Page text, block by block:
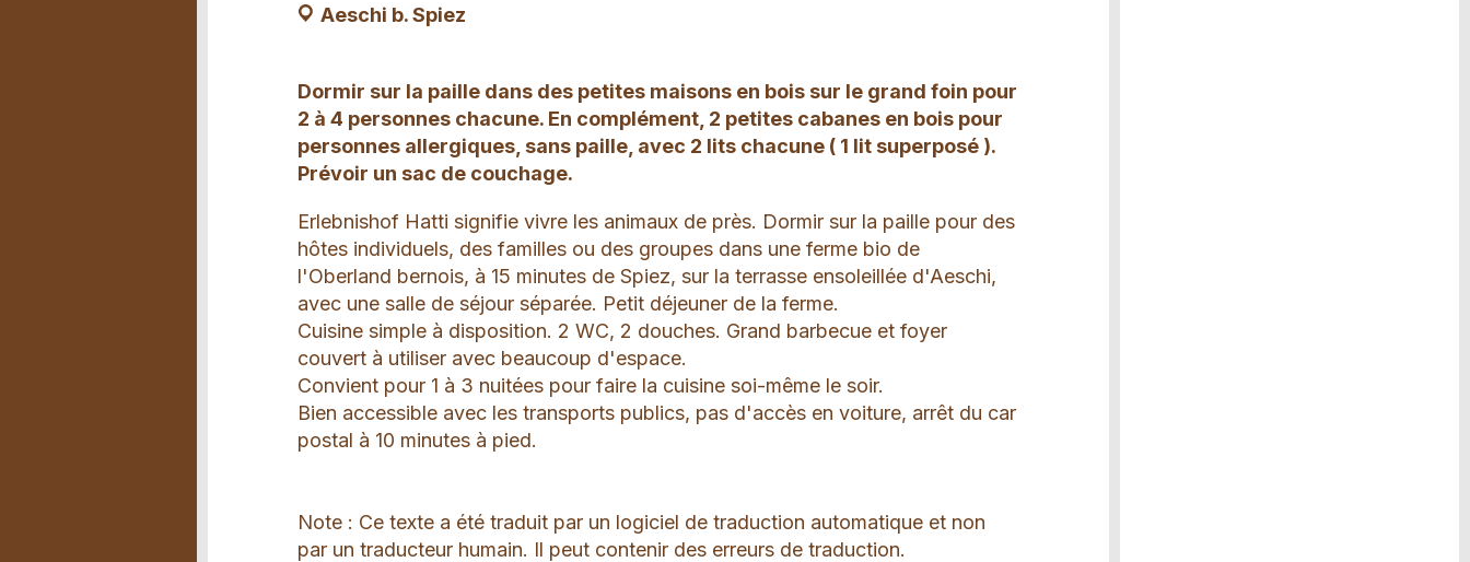
Aeschi b. Spiez
Dormir sur la paille dans des petites maisons en bois sur le grand foin pour
2 à 4 personnes chacune. En complément, 2 petites cabanes en bois pour
personnes allergiques, sans paille, avec 2 lits chacune ( 1 lit superposé ).
Prévoir un sac de couchage.
Erlebnishof Hatti signifie vivre les animaux de près. Dormir sur la paille pour des
hôtes individuels, des familles ou des groupes dans une ferme bio de
l'Oberland bernois, à 15 minutes de Spiez, sur la terrasse ensoleillée d'Aeschi,
avec une salle de séjour séparée. Petit déjeuner de la ferme.
Cuisine simple à disposition. 2 WC, 2 douches. Grand barbecue et foyer
couvert à utiliser avec beaucoup d'espace.
Convient pour 1 à 3 nuitées pour faire la cuisine soi-même le soir.
Bien accessible avec les transports publics, pas d'accès en voiture, arrêt du car
postal à 10 minutes à pied.
Note : Ce texte a été traduit par un logiciel de traduction automatique et non
par un traducteur humain. Il peut contenir des erreurs de traduction.